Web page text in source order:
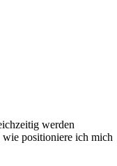
werden
wie positioniere ich mich